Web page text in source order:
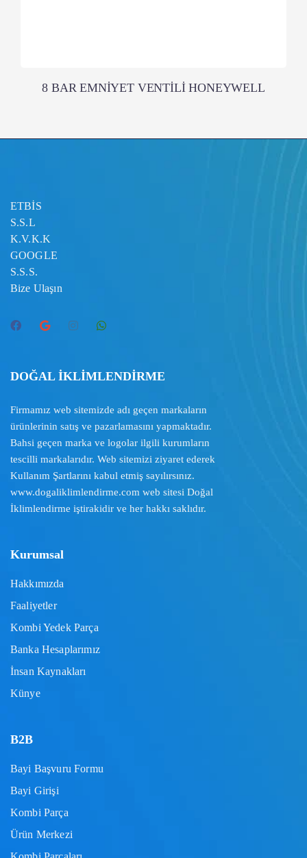
8 BAR EMNİYET VENTİLİ HONEYWELL
ETBİS
S.S.L
K.V.K.K
GOOGLE
S.S.S.
Bize Ulaşın
DOĞAL İKLİMLENDİRME
Firmamız web sitemizde adı geçen markaların
ürünlerinin satış ve pazarlamasını yapmaktadır.
Bahsi geçen marka ve logolar ilgili kurumların
tescilli markalarıdır. Web sitemizi ziyaret ederek
Kullanım Şartlarını kabul etmiş sayılırsınız.
www.dogaliklimlendirme.com web sitesi Doğal
İklimlendirme iştirakidir ve her hakkı saklıdır.
Kurumsal
Hakkımızda
Faaliyetler
Kombi Yedek Parça
Banka Hesaplarımız
İnsan Kaynakları
Künye
B2B
Bayi Başvuru Formu
Bayi Girişi
Kombi Parça
Ürün Merkezi